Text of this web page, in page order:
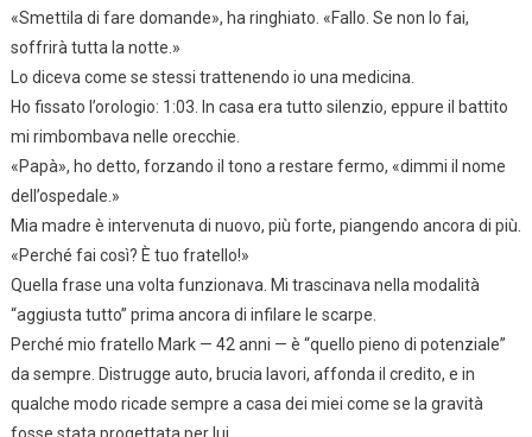
«Smettila di fare domande», ha ringhiato. «Fallo. Se non lo fai,
soffrirà tutta la notte.»
Lo diceva come se stessi trattenendo io una medicina.
Ho fissato l’orologio: 1:03. In casa era tutto silenzio, eppure il battito
mi rimbombava nelle orecchie.
«Papà», ho detto, forzando il tono a restare fermo, «dimmi il nome
dell’ospedale.»
Mia madre è intervenuta di nuovo, più forte, piangendo ancora di più.
«Perché fai così? È tuo fratello!»
Quella frase una volta funzionava. Mi trascinava nella modalità
“aggiusta tutto” prima ancora di infilare le scarpe.
Perché mio fratello Mark — 42 anni — è “quello pieno di potenziale”
da sempre. Distrugge auto, brucia lavori, affonda il credito, e in
qualche modo ricade sempre a casa dei miei come se la gravità